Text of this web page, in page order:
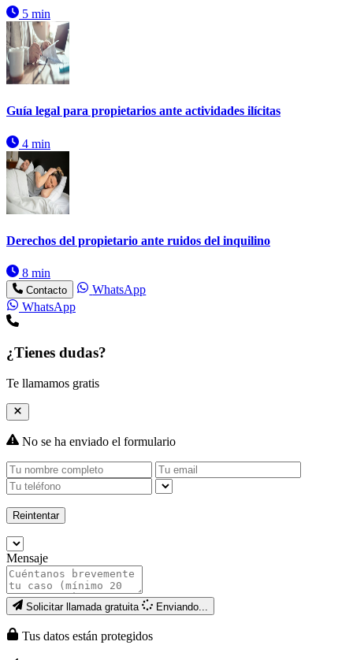
5 min
Guía legal para propietarios ante actividades ilícitas
4 min
Derechos del propietario ante ruidos del inquilino
8 min
Contacto
WhatsApp
WhatsApp
¿Tienes dudas?
Te llamamos gratis
No se ha enviado el formulario
Reintentar
Mensaje
Solicitar llamada gratuita Enviando...
Tus datos están protegidos